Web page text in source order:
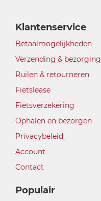
Klantenservice
Betaalmogelijkheden
Verzending & bezorging
Ruilen & retourneren
Fietslease
Fietsverzekering
Ophalen en bezorgen
Privacybeleid
Account
Contact
Populair